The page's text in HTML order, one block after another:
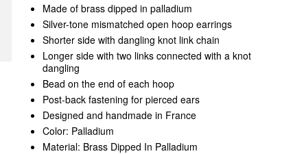
Made of brass dipped in palladium
Silver-tone mismatched open hoop earrings
Shorter side with dangling knot link chain
Longer side with two links connected with a knot
dangling
Bead on the end of each hoop
Post-back fastening for pierced ears
Designed and handmade in France
Color: Palladium
Material: Brass Dipped In Palladium